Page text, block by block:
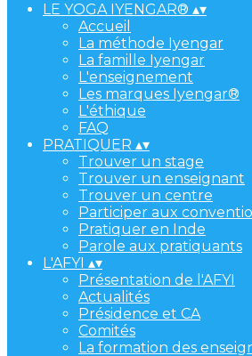
LE YOGA IYENGAR® ▴▾
Accueil
La méthode Iyengar
La famille Iyengar
L'enseignement
Les marques Iyengar®
L'éthique
FAQ
PRATIQUER ▴▾
Trouver un stage
Trouver un enseignant
Trouver un centre
Participer aux
Pratiquer en Inde
Parole aux pratiquants
L'AFYI ▴▾
Présentation de l'AFYI
Actualités
Présidence et CA
Comités
La formation des